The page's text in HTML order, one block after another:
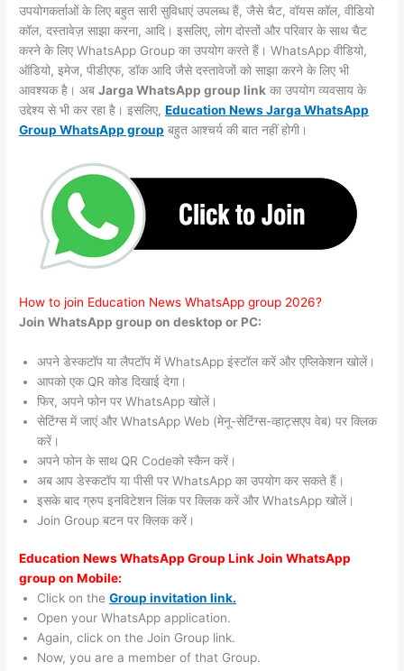
उपयोगकर्ताओं के लिए बहुत सारी सुविधाएं उपलब्ध हैं, जैसे चैट, वॉयस कॉल, वीडियो
कॉल, दस्तावेज़ साझा करना, आदि। इसलिए, लोग दोस्तों और परिवार के साथ चैट
करने के लिए WhatsApp Group का उपयोग करते हैं। WhatsApp वीडियो,
ऑडियो, इमेज, पीडीएफ, डॉक आदि जैसे दस्तावेजों को साझा करने के लिए भी
आवश्यक है। अबJarga WhatsApp group link का उपयोग व्यवसाय के
उद्देश्य से भी कर रहा है। इसलिए,Education News Jarga WhatsApp
Group WhatsApp group बहुत आश्चर्य की बात नहीं होगी।
How to join Education News WhatsApp group 2026?
Join WhatsApp group on desktop or PC:
अपने डेस्कटॉप या लैपटॉप में WhatsApp इंस्टॉल करें और एप्लिकेशन खोलें।
आपको एक QR कोड दिखाई देगा।
फिर, अपने फोन पर WhatsApp खोलें।
सेटिंग्स में जाएं और WhatsApp Web (मेनू-सेटिंग्स-व्हाट्सएप वेब) पर क्लिक
करें।
अपने फोन के साथ QR Codeको स्कैन करें।
अब आप डेस्कटॉप या पीसी पर WhatsApp का उपयोग कर सकते हैं।
इसके बाद ग्रुप इनविटेशन लिंक पर क्लिक करें और WhatsApp खोलें।
Join Group बटन पर क्लिक करें।
Education News WhatsApp Group Link Join WhatsApp
group on Mobile:
Click on theGroup invitation link.
Open your WhatsApp application.
Again, click on the Join Group link.
Now, you are a member of that Group.